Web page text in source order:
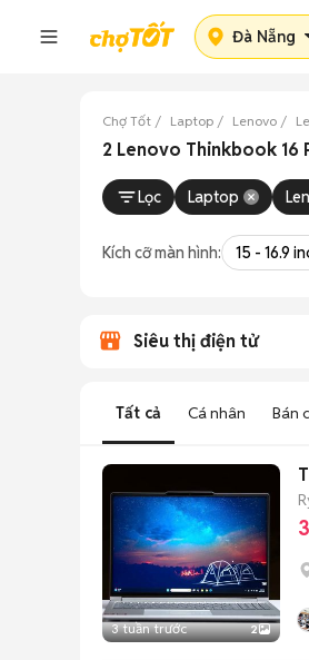
Đà Nẵng
Chợ Tốt Laptop Lenovo
2 Lenovo Thinkbook 16
Lọc Laptop
Kích cỡ màn hình: 15 - 16.9
Siêu thị điện tử
Tất cả Cá nhân Bán
3 tuần trước 2